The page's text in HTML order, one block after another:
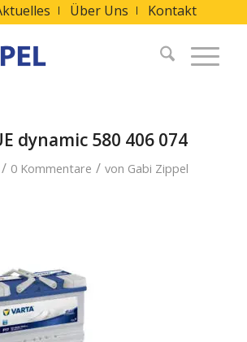
Über Uns Kontakt
dynamic 580 406 074
/ 0 Kommentare / von Gabi Zippel